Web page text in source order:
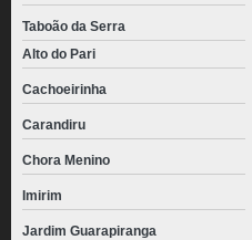
Taboão da Serra
Alto do Pari
Cachoeirinha
Carandiru
Chora Menino
Imirim
Jardim Guarapiranga